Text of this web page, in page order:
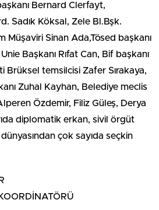
Bernard Clerfayt,
Sadık Köksal, Zele Bl.Bşk.
Müşaviri Sinan Ada,Tösed başkanı
Başkanı Rıfat Can, Bif başkanı
Brüksel temsilcisi Zafer Sırakaya,
Zuhal Kayhan, Belediye meclis
Özdemir, Filiz Güleş, Derya
diplomatik erkan, sivil örgüt
çok sayıda seçkin